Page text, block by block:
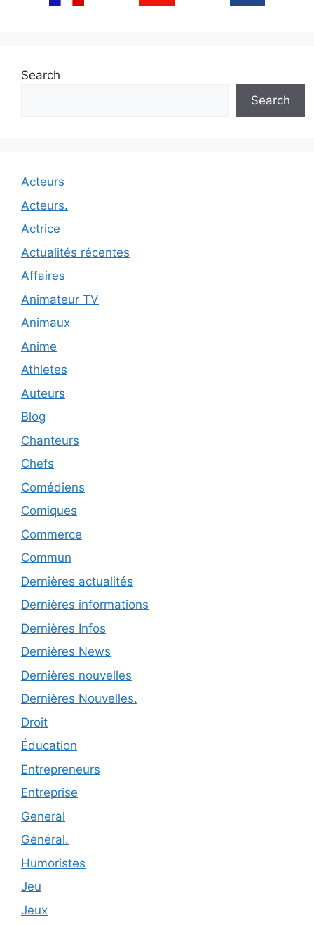
Search
Search
Acteurs
Acteurs.
Actrice
Actualités récentes
Affaires
Animateur TV
Animaux
Anime
Athletes
Auteurs
Blog
Chanteurs
Chefs
Comédiens
Comiques
Commerce
Commun
Dernières actualités
Dernières informations
Dernières Infos
Dernières News
Dernières nouvelles
Dernières Nouvelles.
Droit
Éducation
Entrepreneurs
Entreprise
General
Général.
Humoristes
Jeu
Jeux